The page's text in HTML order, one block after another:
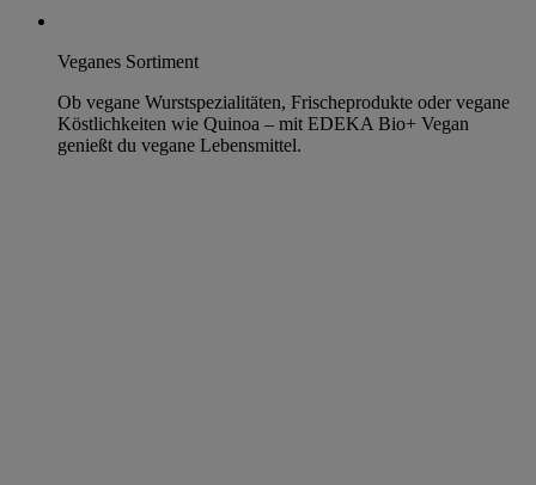
Veganes Sortiment
Ob vegane Wurstspezialitäten, Frischeprodukte oder vegane
Köstlichkeiten wie Quinoa – mit EDEKA Bio+ Vegan
genießt du vegane Lebensmittel.